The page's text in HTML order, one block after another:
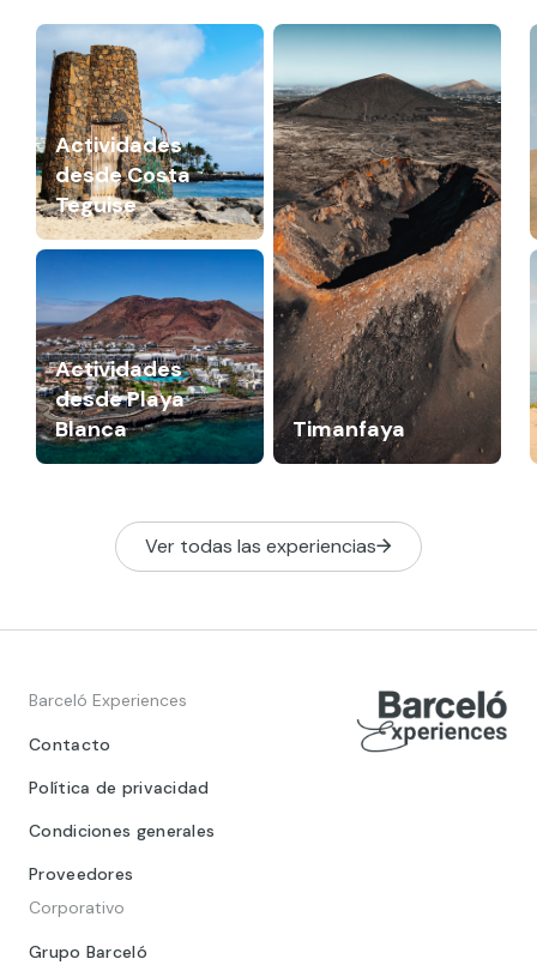
Actividades
desde Costa
Teguise
Timanfaya
Actividades
desde Playa
Blanca
Ver todas las experiencias
Barceló Experiences
Contacto
Política de privacidad
Condiciones generales
Proveedores
Corporativo
Grupo Barceló